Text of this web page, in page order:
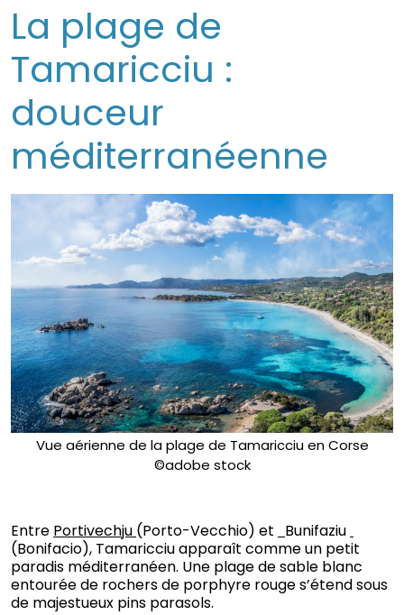
La plage de
Tamaricciu :
douceur
méditerranéenne
Vue aérienne de la plage de Tamaricciu en Corse
©adobe stock
Entre Portivechju (Porto-Vecchio) et
Bunifaziu
(Bonifacio), Tamaricciu apparaît comme un petit
paradis méditerranéen. Une plage de sable blanc
entourée de rochers de porphyre rouge s’étend sous
de majestueux pins parasols.